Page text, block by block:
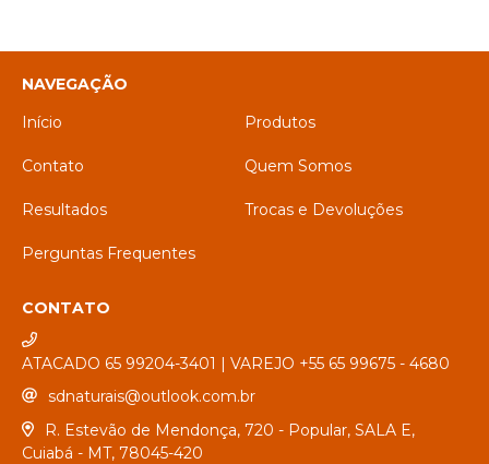
NAVEGAÇÃO
Início
Produtos
Contato Quem Somos
Resultados Trocas e Devoluções
Perguntas Frequentes
CONTATO
ATACADO 65 99204-3401 | VAREJO +55 65 99675 - 4680
sdnaturais@outlook.com.br
R. Estevão de Mendonça, 720 - Popular, SALA E,
Cuiabá - MT, 78045-420